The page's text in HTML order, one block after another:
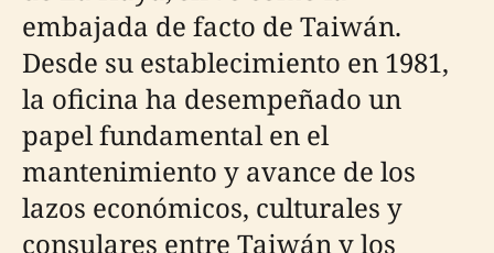
embajada de facto de Taiwán.
Desde su establecimiento en 1981,
la oficina ha desempeñado un
papel fundamental en el
mantenimiento y avance de los
lazos económicos, culturales y
consulares entre Taiwán y los